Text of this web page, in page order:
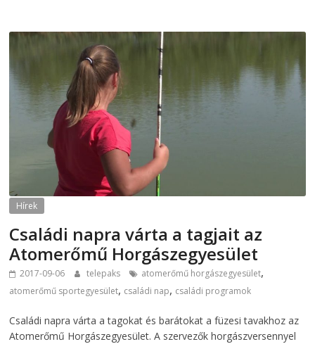
Hírek
Családi napra várta a tagjait az
Atomerőmű Horgászegyesület
2017-09-06 telepaks atomerőmű horgászegyesület,
atomerőmű sportegyesület, családi nap, családi programok
Családi napra várta a tagokat és barátokat a füzesi tavakhoz az
Atomerőmű Horgászegyesület. A szervezők horgászversennyel